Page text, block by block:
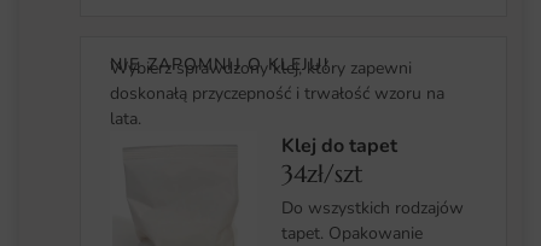
NIE ZAPOMNIJ O KLEJU!
Wybierz sprawdzony klej, który zapewni
doskonałą przyczepność i trwałość wzoru na
lata.
Klej do tapet
34zł/szt
Do wszystkich rodzajów
tapet. Opakowanie